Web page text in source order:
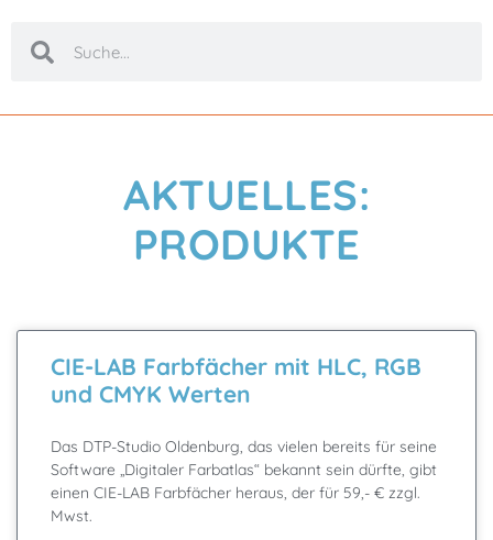
AKTUELLES:
PRODUKTE
CIE-LAB Farbfächer mit HLC, RGB
und CMYK Werten
Das DTP-Studio Oldenburg, das vielen bereits für seine
Software „Digitaler Farbatlas“ bekannt sein dürfte, gibt
einen CIE-LAB Farbfächer heraus, der für 59,- € zzgl.
Mwst.